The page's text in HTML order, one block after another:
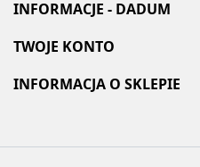
INFORMACJE - DADUM
TWOJE KONTO
INFORMACJA O SKLEPIE